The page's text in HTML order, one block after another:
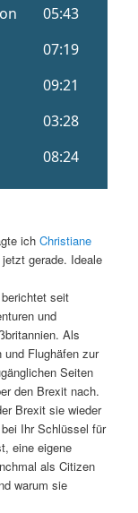
ichChristiane
gerade. Ideale
seit
und
Als
und Flughäfen zur
Seiten
den Brexit nach.
Brexit sie wieder
Ihr Schlüssel für
eine eigene
als Citizen
warum sie